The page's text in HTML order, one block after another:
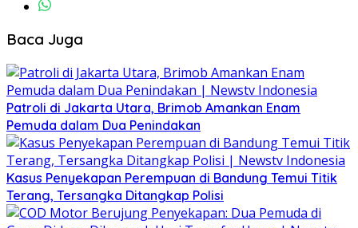
Baca Juga
Patroli di Jakarta Utara, Brimob Amankan Enam
Pemuda dalam Dua Penindakan
Kasus Penyekapan Perempuan di Bandung Temui Titik
Terang, Tersangka Ditangkap Polisi